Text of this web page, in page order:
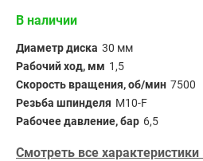
В наличии
Диаметр диска 30 мм
Рабочий ход, мм 1,5
Скорость вращения, об/мин 7500
Резьба шпинделя M10-F
Рабочее давление, бар 6,5
Смотреть все характеристики